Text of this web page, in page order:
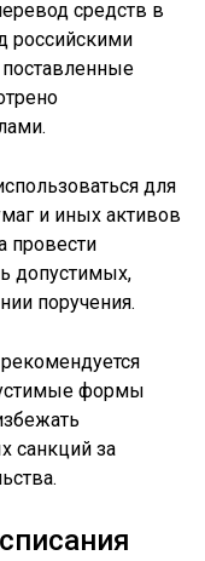
средств в
российскими
поставленные
для
и иных активов
провести
допустимых,
поручения.
формы
санкций за